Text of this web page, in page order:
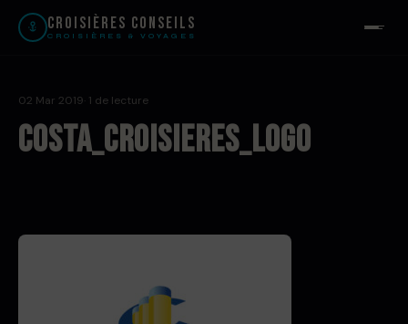
Croisières Conseils
CROISIÈRES & VOYAGES
02 Mar 2019 · 1 de lecture
Costa_Croisieres_LOGO